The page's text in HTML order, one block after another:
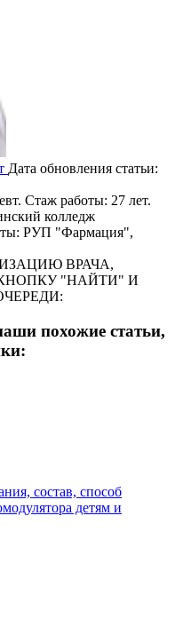
Дата обновления статьи:
Стаж работы: 27 лет.
колледж
РУП "Фармация",
ВРАЧА,
"НАЙТИ" И
похожие статьи,
состав, способ
детям и